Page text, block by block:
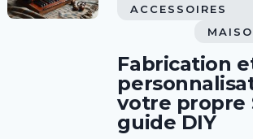
ACCESSOIRES
Fabrication
votre propre
guide DIY